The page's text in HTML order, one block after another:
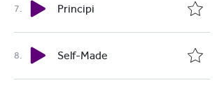
Principi
Self-Made